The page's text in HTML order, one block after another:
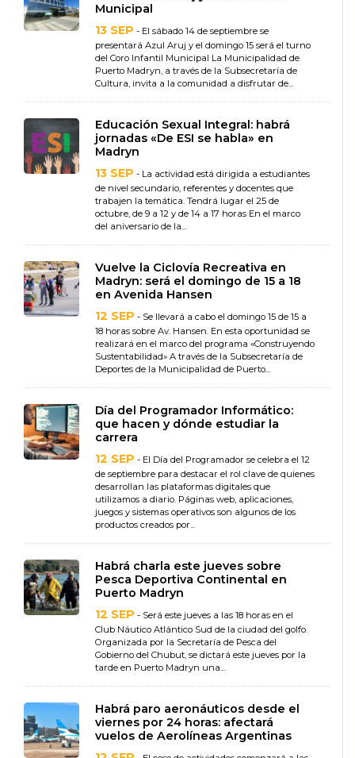
Municipal
13 SEP - El sábado 14 de septiembre se
presentará Azul Aruj y el domingo 15 será el turno
del Coro Infantil Municipal La Municipalidad de
Puerto Madryn, a través de la Subsecretaría de
Cultura, invita a la comunidad a disfrutar de...
Educación Sexual Integral: habrá
jornadas «De ESI se habla» en
Madryn
13 SEP - La actividad está dirigida a estudiantes
de nivel secundario, referentes y docentes que
trabajen la temática. Tendrá lugar el 25 de
octubre, de 9 a 12 y de 14 a 17 horas En el marco
del aniversario de la...
Vuelve la Ciclovía Recreativa en
Madryn: será el domingo de 15 a 18
en Avenida Hansen
12 SEP - Se llevará a cabo el domingo 15 de 15 a
18 horas sobre Av. Hansen. En esta oportunidad se
realizará en el marco del programa «Construyendo
Sustentabilidad» A través de la Subsecretaría de
Deportes de la Municipalidad de Puerto...
Día del Programador Informático:
que hacen y dónde estudiar la
carrera
12 SEP - El Día del Programador se celebra el 12
de septiembre para destacar el rol clave de quienes
desarrollan las plataformas digitales que
utilizamos a diario. Páginas web, aplicaciones,
juegos y sistemas operativos son algunos de los
productos creados por...
Habrá charla este jueves sobre
Pesca Deportiva Continental en
Puerto Madryn
12 SEP - Será este jueves a las 18 horas en el
Club Náutico Atlántico Sud de la ciudad del golfo.
Organizada por la Secretaría de Pesca del
Gobierno del Chubut, se dictará este jueves por la
tarde en Puerto Madryn una...
Habrá paro aeronáuticos desde el
viernes por 24 horas: afectará
vuelos de Aerolíneas Argentinas